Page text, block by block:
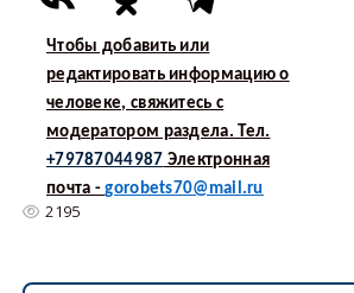
Чтобы добавить или
редактировать информацию о
человеке, свяжитесь с
модератором раздела. Тел.
+79787044987 Электронная
почта -gorobets70@mail.ru
2195